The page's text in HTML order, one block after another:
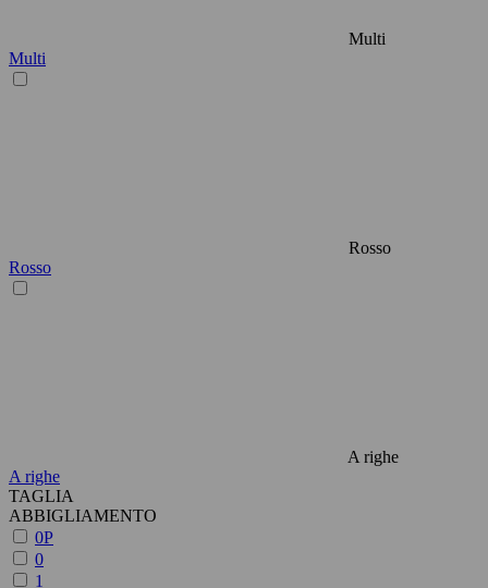
Multi
Multi
Rosso
Rosso
A righe
A righe
TAGLIA
ABBIGLIAMENTO
0P
0
1